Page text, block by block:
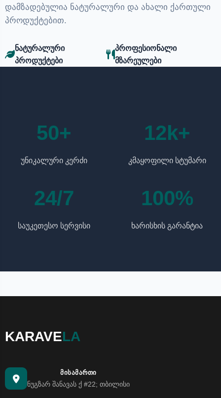
დამზადებულია ნატურალური და ახალი ქართული
პროდუქტებით.
ნატურალური
პროდუქტები
პროფესიონალი
მზარეულები
50+
უნიკალური კერძი
12k+
კმაყოფილი სტუმარი
24/7
საუკეთესო სერვისი
100%
ხარისხის გარანტია
KARAVELA
ᲛᲘᲡᲐᲛᲐᲠᲗᲘ
ნუგზარ შანავას ქ #22; თბილისი